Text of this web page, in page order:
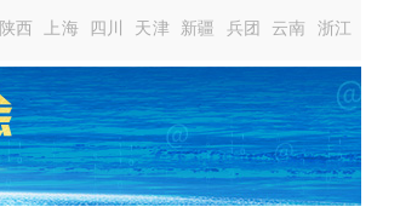
陕西 上海 四川 天津 新疆 兵团 云南 浙江